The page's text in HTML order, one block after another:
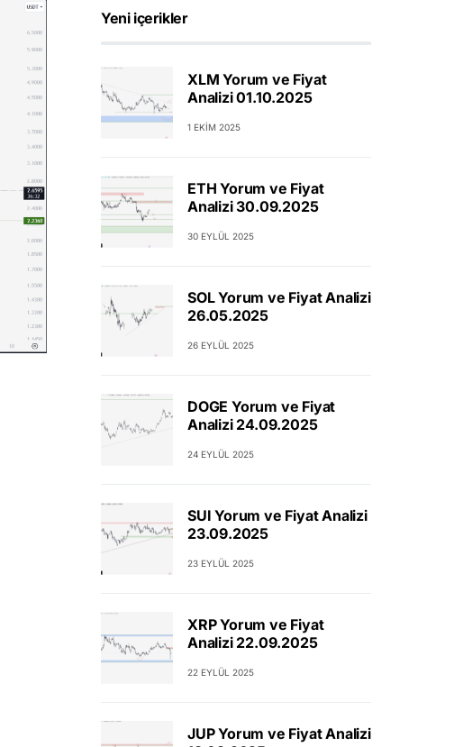
Yeni içerikler
XLM Yorum ve Fiyat
Analizi 01.10.2025
1 EKIM 2025
ETH Yorum ve Fiyat
Analizi 30.09.2025
30 EYLÜL 2025
SOL Yorum ve Fiyat Analizi
26.05.2025
26 EYLÜL 2025
DOGE Yorum ve Fiyat
Analizi 24.09.2025
24 EYLÜL 2025
SUI Yorum ve Fiyat Analizi
23.09.2025
23 EYLÜL 2025
XRP Yorum ve Fiyat
Analizi 22.09.2025
22 EYLÜL 2025
JUP Yorum ve Fiyat Analizi